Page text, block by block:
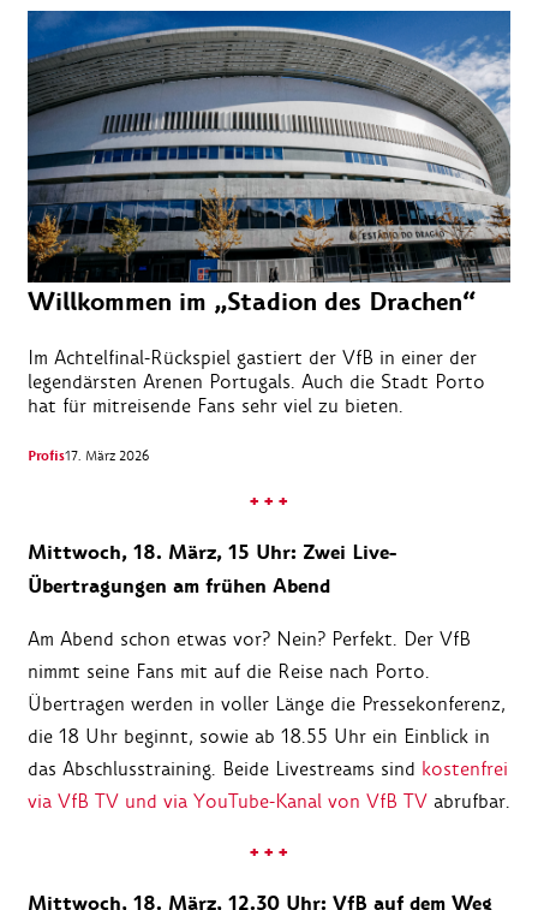
Willkommen im „Stadion des Drachen“
Im Achtelfinal-Rückspiel gastiert der VfB in einer der
legendärsten Arenen Portugals. Auch die Stadt Porto
hat für mitreisende Fans sehr viel zu bieten.
Profis17. März 2026
+ + +
Mittwoch, 18. März, 15 Uhr: Zwei Live-
Übertragungen am frühen Abend
Am Abend schon etwas vor? Nein? Perfekt. Der VfB
nimmt seine Fans mit auf die Reise nach Porto.
Übertragen werden in voller Länge die Pressekonferenz,
die 18 Uhr beginnt, sowie ab 18.55 Uhr ein Einblick in
das Abschlusstraining. Beide Livestreams sind kostenfrei
via VfB TV und via YouTube-Kanal von VfB TV abrufbar.
+ + +
Mittwoch, 18. März, 12.30 Uhr: VfB auf dem Weg